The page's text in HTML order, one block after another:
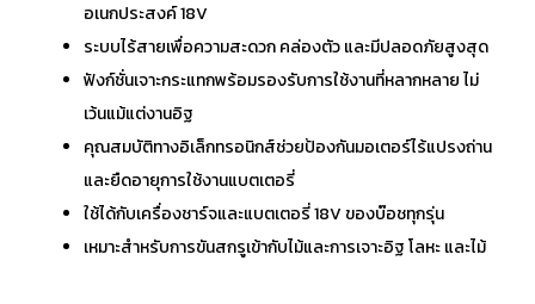
อเนกประสงค์ 18V
ระบบไร้สายเพื่อความสะดวก คล่องตัว และมีปลอดภัยสูงสุด
ฟังก์ชั่นเจาะกระแทกพร้อมรองรับการใช้งานที่หลากหลาย ไม่
เว้นแม้แต่งานอิฐ
คุณสมบัติทางอิเล็กทรอนิกส์ช่วยป้องกันมอเตอร์ไร้แปรงถ่าน
และยืดอายุการใช้งานแบตเตอรี่
ใช้ได้กับเครื่องชาร์จและแบตเตอรี่ 18V ของบ๊อชทุกรุ่น
เหมาะสำหรับการขันสกรูเข้ากับไม้และการเจาะอิฐ โลหะ และไม้